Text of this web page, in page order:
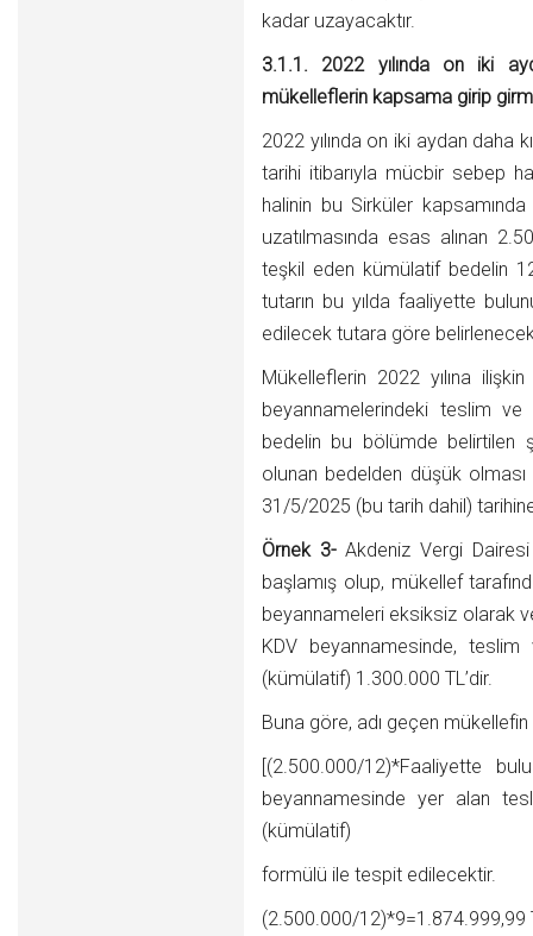
kadar uzayacaktır.
3.1.1. 2022 yılında on iki
mükelleflerin kapsama girip
2022 yılında on iki aydan
tarihi itibarıyla mücbir sebep
halinin bu Sirküler
uzatılmasında esas alınan
teşkil eden kümülatif bedelin
tutarın bu yılda faaliyette
edilecek tutara göre
Mükelleflerin 2022 yılına
beyannamelerindeki teslim ve
bedelin bu bölümde belirtilen
olunan bedelden düşük
31/5/2025 (bu tarih dahil)
Örnek 3-Akdeniz Vergi
başlamış olup, mükellef
beyannameleri eksiksiz olarak
KDV beyannamesinde, teslim
(kümülatif) 1.300.000 TL’dir.
Buna göre, adı geçen
[(2.500.000/12)*Faaliyette
beyannamesinde yer alan
(kümülatif)
formülü ile tespit edilecektir.
(2.500.000/12)*9=1.874.999,99